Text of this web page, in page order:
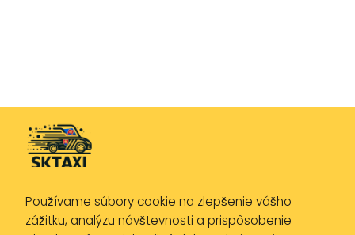
Zásady ochrany osobných údajov
Používame súbory cookie na zlepšenie vášho
zážitku, analýzu návštevnosti a prispôsobenie